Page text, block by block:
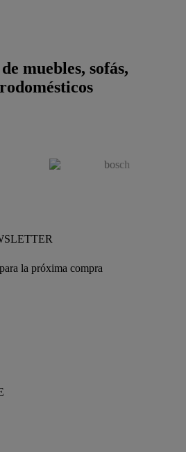
muebles, sofás,
la próxima compra